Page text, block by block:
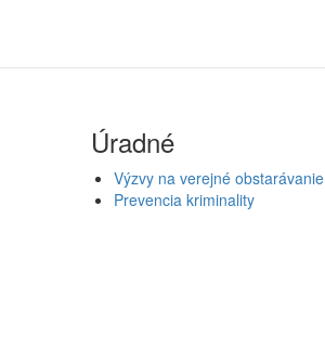
Úradné
Výzvy na verejné obstarávanie
Prevencia kriminality